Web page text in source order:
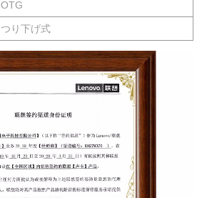
OTG
つり下げ式